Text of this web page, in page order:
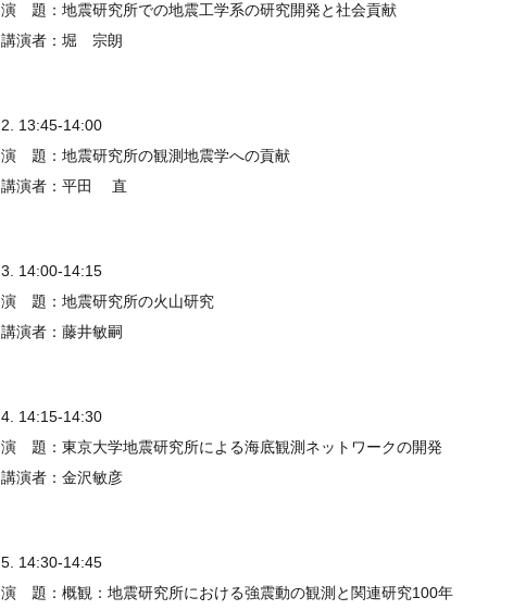
演 題：地震研究所での地震工学系の研究開発と社会貢献
講演者：堀 宗朗
2. 13:45-14:00
演 題：地震研究所の観測地震学への貢献
講演者：平田 直
3. 14:00-14:15
演 題：地震研究所の火山研究
講演者：藤井敏嗣
4. 14:15-14:30
演 題：東京大学地震研究所による海底観測ネットワークの開発
講演者：金沢敏彦
5. 14:30-14:45
演 題：概観：地震研究所における強震動の観測と関連研究100年